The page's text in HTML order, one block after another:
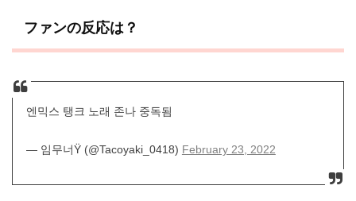
ファンの反応は？
엔믹스 탱크 노래 존나 중독됨
— 임무너Ÿ (@Tacoyaki_0418) February 23, 2022